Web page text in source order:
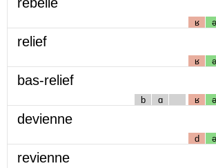
ʁ ə
relief
ʁ ə
bas-relief
b ɑ ʁ ə
devienne
d ə
revienne